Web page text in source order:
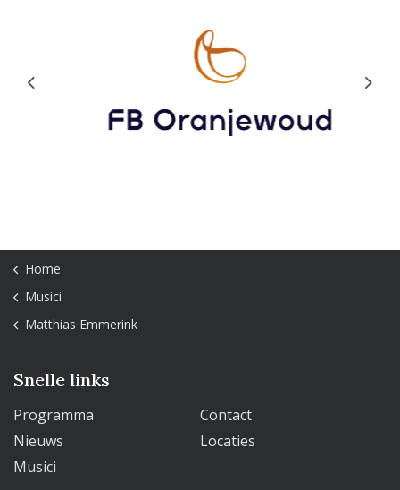
Previous Next
Home
Musici
Matthias Emmerink
Snelle links
Programma
Contact
Nieuws
Locaties
Musici